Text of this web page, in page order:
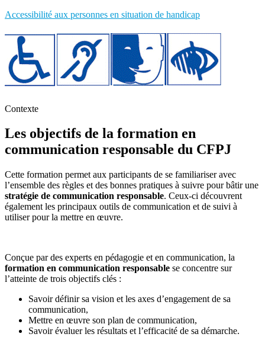
Accessibilité aux personnes en situation de handicap
Contexte
Les objectifs de la formation en
communication responsable du CFPJ
Cette formation permet aux participants de se familiariser avec
l’ensemble des règles et des bonnes pratiques à suivre pour bâtir une
stratégie de communication responsable. Ceux-ci découvrent
également les principaux outils de communication et de suivi à
utiliser pour la mettre en œuvre.
Conçue par des experts en pédagogie et en communication, la
formation en communication responsable se concentre sur
l’atteinte de trois objectifs clés :
Savoir définir sa vision et les axes d’engagement de sa
communication,
Mettre en œuvre son plan de communication,
Savoir évaluer les résultats et l’efficacité de sa démarche.